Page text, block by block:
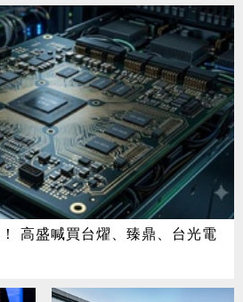
高盛喊買台燿、臻鼎、台光電